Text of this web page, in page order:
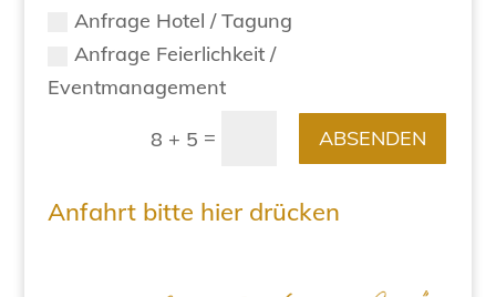
Anfrage Hotel / Tagung
Anfrage Feierlichkeit /
Eventmanagement
8 + 5 = ABSENDEN
Anfahrt bitte hier drücken